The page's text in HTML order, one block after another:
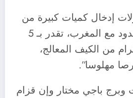
إدخال كميات كبيرة من
المخدرات عبر الحدود مع المغرب، تقدر بـ 5
69 كيلوغرام من الكيف المعالج،
باجي مختار وإن قزام